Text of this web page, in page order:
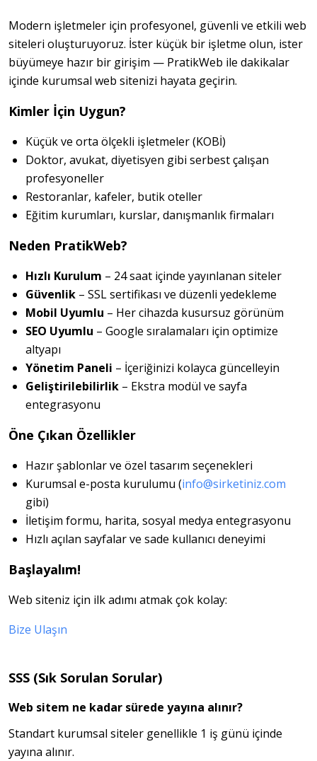
Modern işletmeler için profesyonel, güvenli ve etkili web
siteleri oluşturuyoruz. İster küçük bir işletme olun, ister
büyümeye hazır bir girişim — PratikWeb ile dakikalar
içinde kurumsal web sitenizi hayata geçirin.
Kimler İçin Uygun?
Küçük ve orta ölçekli işletmeler (KOBİ)
Doktor, avukat, diyetisyen gibi serbest çalışan
profesyoneller
Restoranlar, kafeler, butik oteller
Eğitim kurumları, kurslar, danışmanlık firmaları
Neden PratikWeb?
Hızlı Kurulum – 24 saat içinde yayınlanan siteler
Güvenlik – SSL sertifikası ve düzenli yedekleme
Mobil Uyumlu – Her cihazda kusursuz görünüm
SEO Uyumlu – Google sıralamaları için optimize
altyapı
Yönetim Paneli – İçeriğinizi kolayca güncelleyin
Geliştirilebilirlik – Ekstra modül ve sayfa
entegrasyonu
Öne Çıkan Özellikler
Hazır şablonlar ve özel tasarım seçenekleri
Kurumsal e-posta kurulumu (info@sirketiniz.com
gibi)
İletişim formu, harita, sosyal medya entegrasyonu
Hızlı açılan sayfalar ve sade kullanıcı deneyimi
Başlayalım!
Web siteniz için ilk adımı atmak çok kolay:
Bize Ulaşın
SSS (Sık Sorulan Sorular)
Web sitem ne kadar sürede yayına alınır?
Standart kurumsal siteler genellikle 1 iş günü içinde
yayına alınır.